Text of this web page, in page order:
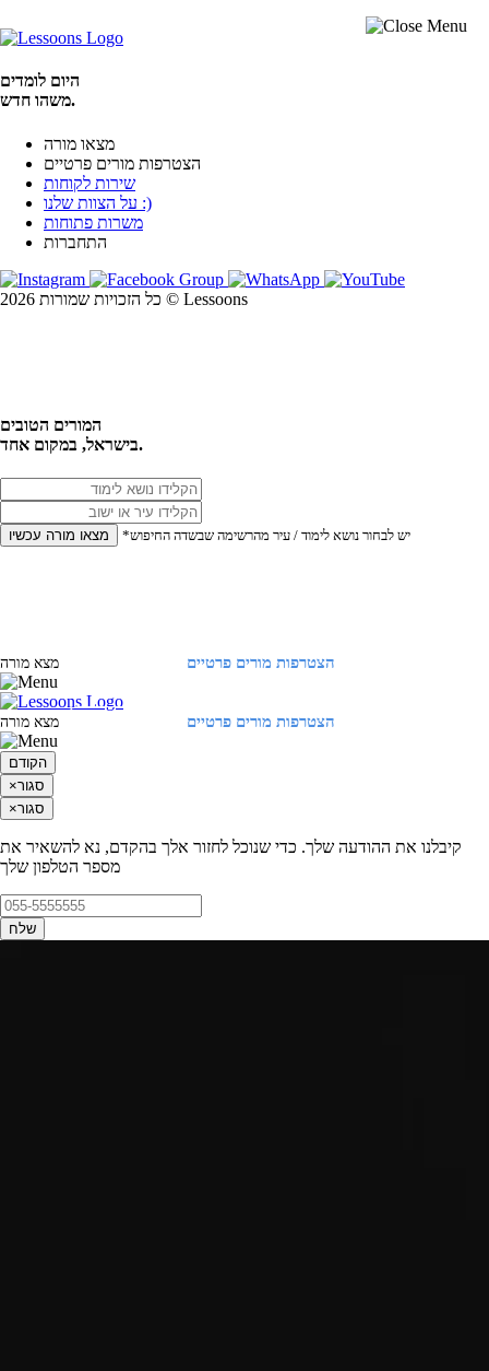
היום לומדים
משהו חדש.
מצאו מורה
הצטרפות מורים פרטיים
שירות לקוחות
על הצוות שלנו :)
משרות פתוחות
התחברות
כל הזכויות שמורות 2026 © Lessoons
המורים הטובים
בישראל, במקום אחד.
מצאו מורה עכשיו *יש לבחור נושא לימוד / עיר מהרשימה שבשדה החיפוש
הצטרפות מורים פרטיים מצא מורה
הצטרפות מורים פרטיים מצא מורה
הקודם
×סגור
×סגור
קיבלנו את ההודעה שלך. כדי שנוכל לחזור אלך בהקדם, נא להשאיר את
מספר הטלפון שלך
שלח